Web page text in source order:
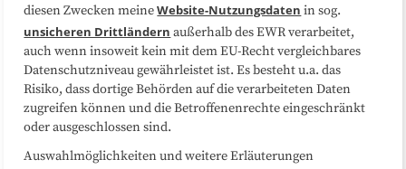
Folgen Sie uns
diesen Zwecken meineWebsite-Nutzungsdaten in sog.
unsicheren Drittländern außerhalb des EWR verarbeitet,
auch wenn insoweit kein mit dem EU-Recht vergleichbares
Datenschutzniveau gewährleistet ist. Es besteht u.a. das
Risiko, dass dortige Behörden auf die verarbeiteten Daten
zugreifen können und die Betroffenenrechte eingeschränkt
oder ausgeschlossen sind.
Auswahlmöglichkeiten und weitere Erläuterungen